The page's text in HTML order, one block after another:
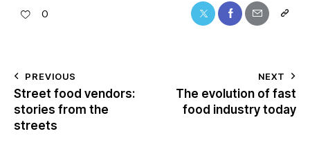
0
PREVIOUS
Street food vendors:
stories from the
streets
NEXT
The evolution of fast
food industry today